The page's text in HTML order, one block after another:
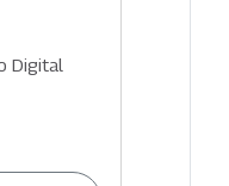
Digital